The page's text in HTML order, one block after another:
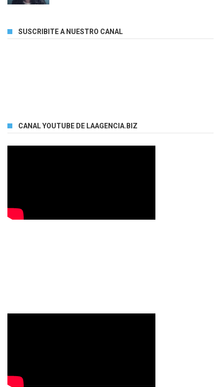
SUSCRIBITE A NUESTRO CANAL
CANAL YOUTUBE DE LAAGENCIA.BIZ